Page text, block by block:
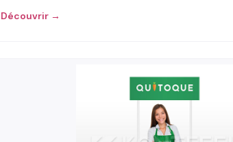
Découvrir →